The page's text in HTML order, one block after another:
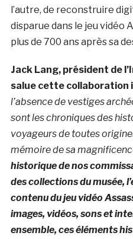
l’autre, de reconstruire
disparue dans le jeu vidéo
plus de 700 ans après sa
Jack Lang, président de
salue cette collaboration
l’absence de vestiges
sont les chroniques des
voyageurs de toutes
mémoire de sa
historique de nos
des collections du musée,
contenu du jeu vidéo
images, vidéos, sons et
ensemble, ces éléments